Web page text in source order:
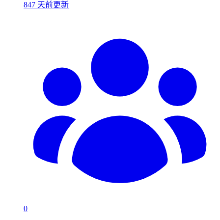
847 天前更新
0